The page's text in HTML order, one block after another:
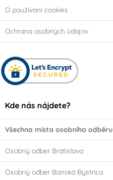
O používaní cookies
Ochrana osobných údajov
Kde nás nájdete?
Všechna místa osobního odběru
Osobný odber Bratislava
Osobný odber Banská Bystrica